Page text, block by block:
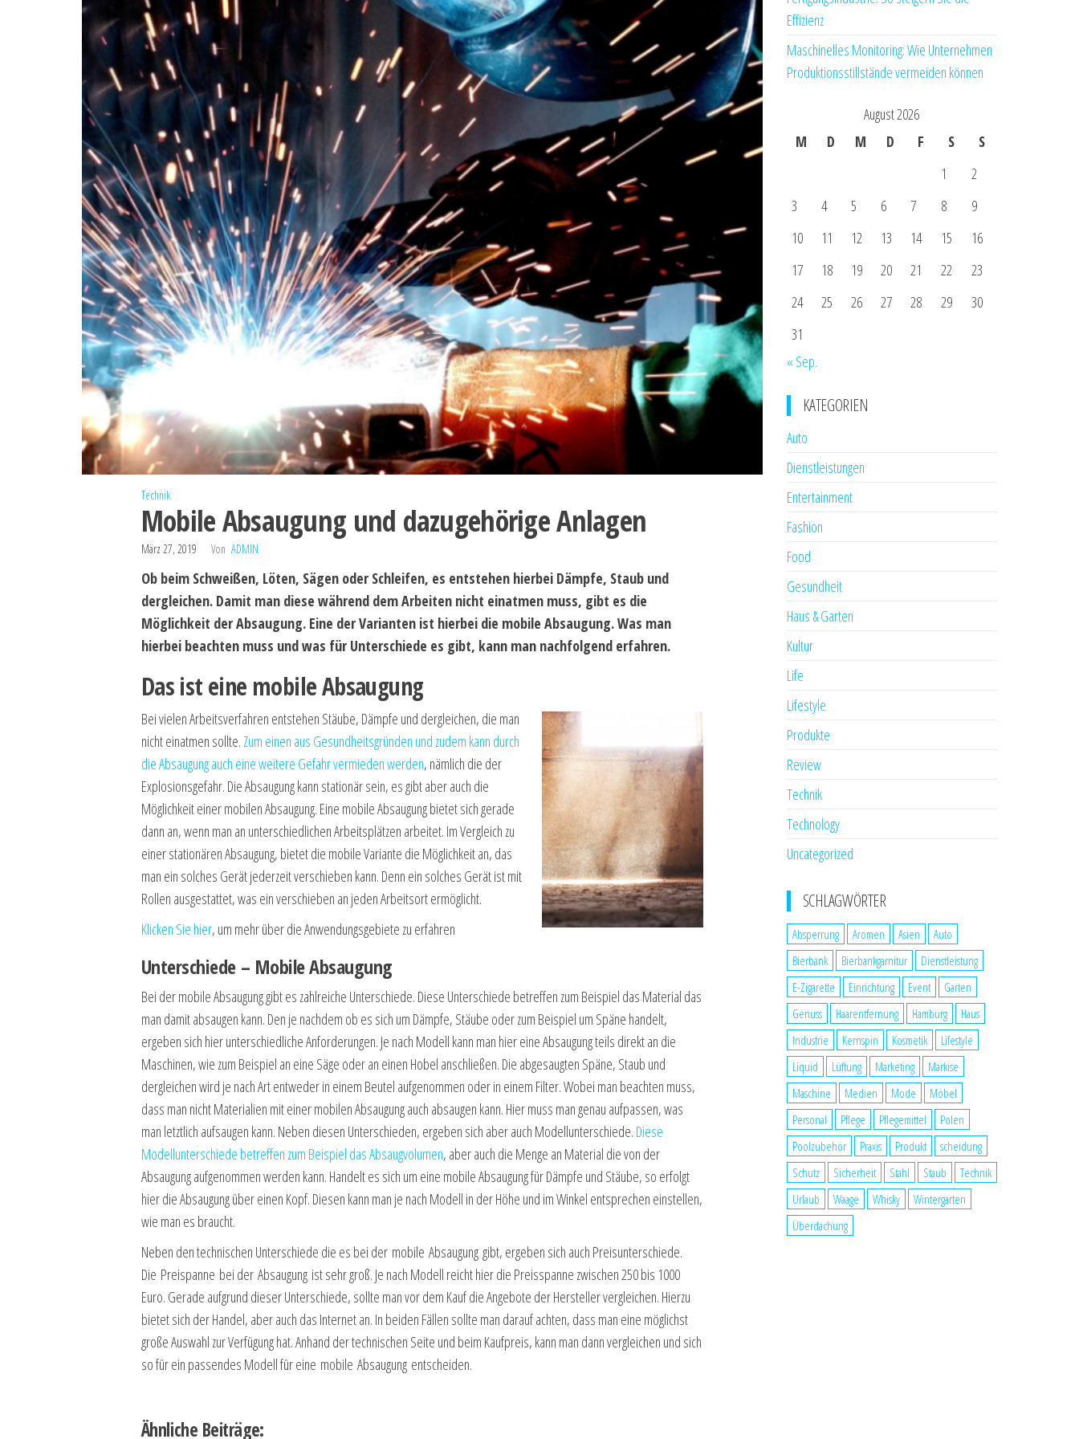
Technik
Mobile Absaugung und dazugehörige Anlagen
März 27, 2019 Von ADMIN
Ob beim Schweißen, Löten, Sägen oder Schleifen, es entstehen hierbei Dämpfe, Staub und
dergleichen. Damit man diese während dem Arbeiten nicht einatmen muss, gibt es die
Möglichkeit der Absaugung. Eine der Varianten ist hierbei die mobile Absaugung. Was man
hierbei beachten muss und was für Unterschiede es gibt, kann man nachfolgend erfahren.
Das ist eine mobile Absaugung
Bei vielen Arbeitsverfahren entstehen Stäube, Dämpfe und dergleichen, die man
nicht einatmen sollte. Zum einen aus Gesundheitsgründen und zudem kann durch
die Absaugung auch eine weitere Gefahr vermieden werden, nämlich die der
Explosionsgefahr. Die Absaugung kann stationär sein, es gibt aber auch die
Möglichkeit einer mobilen Absaugung. Eine mobile Absaugung bietet sich gerade
dann an, wenn man an unterschiedlichen Arbeitsplätzen arbeitet. Im Vergleich zu
einer stationären Absaugung, bietet die mobile Variante die Möglichkeit an, das
man ein solches Gerät jederzeit verschieben kann. Denn ein solches Gerät ist mit
Rollen ausgestattet, was ein verschieben an jeden Arbeitsort ermöglicht.
Klicken Sie hier, um mehr über die Anwendungsgebiete zu erfahren
Unterschiede – Mobile Absaugung
Bei der mobile Absaugung gibt es zahlreiche Unterschiede. Diese Unterschiede betreffen zum Beispiel das Material das
man damit absaugen kann. Den je nachdem ob es sich um Dämpfe, Stäube oder zum Beispiel um Späne handelt,
ergeben sich hier unterschiedliche Anforderungen. Je nach Modell kann man hier eine Absaugung teils direkt an die
Maschinen, wie zum Beispiel an eine Säge oder an einen Hobel anschließen. Die abgesaugten Späne, Staub und
dergleichen wird je nach Art entweder in einem Beutel aufgenommen oder in einem Filter. Wobei man beachten muss,
dass man nicht Materialien mit einer mobilen Absaugung auch absaugen kann. Hier muss man genau aufpassen, was
man letztlich aufsaugen kann. Neben diesen Unterschieden, ergeben sich aber auch Modellunterschiede. Diese
Modellunterschiede betreffen zum Beispiel das Absaugvolumen, aber auch die Menge an Material die von der
Absaugung aufgenommen werden kann. Handelt es sich um eine mobile Absaugung für Dämpfe und Stäube, so erfolgt
hier die Absaugung über einen Kopf. Diesen kann man je nach Modell in der Höhe und im Winkel entsprechen einstellen,
wie man es braucht.
Neben den technischen Unterschiede die es bei der mobile Absaugung gibt, ergeben sich auch Preisunterschiede.
Die Preispanne bei der Absaugung ist sehr groß. Je nach Modell reicht hier die Preisspanne zwischen 250 bis 1000
Euro. Gerade aufgrund dieser Unterschiede, sollte man vor dem Kauf die Angebote der Hersteller vergleichen. Hierzu
bietet sich der Handel, aber auch das Internet an. In beiden Fällen sollte man darauf achten, dass man eine möglichst
große Auswahl zur Verfügung hat. Anhand der technischen Seite und beim Kaufpreis, kann man dann vergleichen und sich
so für ein passendes Modell für eine mobile Absaugung entscheiden.
Ähnliche Beiträge:
Effizienz
Maschinelles Monitoring: Wie Unternehmen
Produktionsstillstände vermeiden können
August 2026
M
D M D F S
S
1
2
3
4 5 6 7 8
9
10
11 12 13 14 15
16
17
18 19 20 21 22
23
24
25 26 27 28 29
30
31
« Sep.
KATEGORIEN
Auto
Dienstleistungen
Entertainment
Fashion
Food
Gesundheit
Haus & Garten
Kultur
Life
Lifestyle
Produkte
Review
Technik
Technology
Uncategorized
SCHLAGWÖRTER
Absperrung Aromen Asien
Auto
Bierbank
Bierbankgarnitur
Dienstleistung
E-Zigarette
Einrichtung Event
Garten
Genuss
Haarentfernung Hamburg
Haus
Industrie
Kernspin Kosmetik
Lifestyle
Liquid
Lüftung Marketing
Markise
Maschine
Medien Mode
Möbel
Personal
Pflege Pflegemittel
Polen
Poolzubehör
Praxis Produkt
scheidung
Schutz
Sicherheit Stahl Staub
Technik
Urlaub
Waage Whisky
Wintergarten
Überdachung